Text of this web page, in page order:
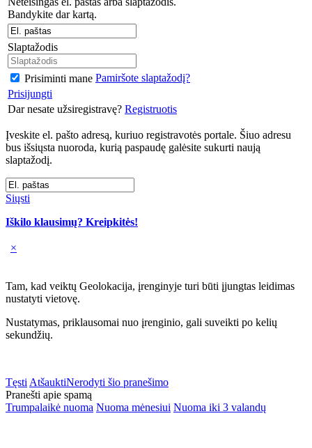
Bandykite dar kartą.
Slaptažodis
Prisiminti mane Pamiršote slaptažodį?
Prisijungti
Dar nesate užsiregistravę? Registruotis
Įveskite el. pašto adresą, kuriuo registravotės portale. Šiuo adresu
bus išsiųsta nuoroda, kurią paspaudę galėsite sukurti naują
slaptažodį.
Siųsti
Iškilo klausimų? Kreipkitės!
×
Tam, kad veiktų Geolokacija, įrenginyje turi būti įjungtas leidimas
nustatyti vietovę.
Nustatymas, priklausomai nuo įrenginio, gali suveikti po kelių
sekundžių.
Tęsti AtšauktiNerodyti šio pranešimo
Pranešti apie spamą
Trumpalaikė nuoma Nuoma mėnesiui Nuoma iki 3 valandų